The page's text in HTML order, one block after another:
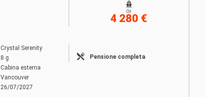
Crystal Serenity
8 g
Cabina esterna
Vancouver
26/07/2027
Pensione completa
da
4 280 €